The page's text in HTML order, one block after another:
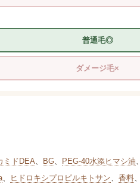
普通毛◎
ダメージ毛×
ミドDEA、 BG、 PEG-40水添ヒマシ油、
、 ヒドロキシプロピルキトサン、 香料、